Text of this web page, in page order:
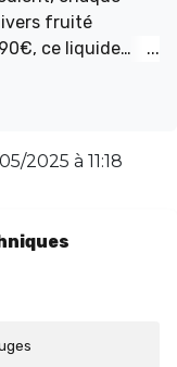
fruité
ce liquide
de 4€,
savoureuse.
Ne
2025 à 11:18